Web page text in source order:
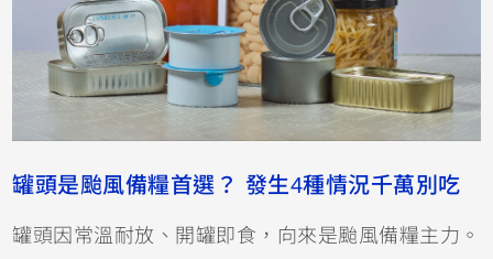
罐頭是颱風備糧首選？ 發生4種情況千萬別吃
罐頭因常溫耐放、開罐即食，向來是颱風備糧主力。